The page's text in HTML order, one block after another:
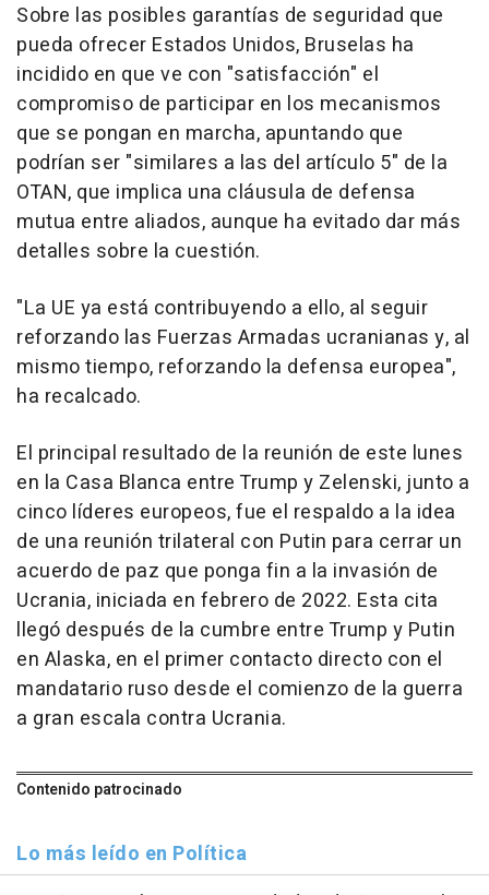
Sobre las posibles garantías de seguridad que
pueda ofrecer Estados Unidos, Bruselas ha
incidido en que ve con "satisfacción" el
compromiso de participar en los mecanismos
que se pongan en marcha, apuntando que
podrían ser "similares a las del artículo 5" de la
OTAN, que implica una cláusula de defensa
mutua entre aliados, aunque ha evitado dar más
detalles sobre la cuestión.
"La UE ya está contribuyendo a ello, al seguir
reforzando las Fuerzas Armadas ucranianas y, al
mismo tiempo, reforzando la defensa europea",
ha recalcado.
El principal resultado de la reunión de este lunes
en la Casa Blanca entre Trump y Zelenski, junto a
cinco líderes europeos, fue el respaldo a la idea
de una reunión trilateral con Putin para cerrar un
acuerdo de paz que ponga fin a la invasión de
Ucrania, iniciada en febrero de 2022. Esta cita
llegó después de la cumbre entre Trump y Putin
en Alaska, en el primer contacto directo con el
mandatario ruso desde el comienzo de la guerra
a gran escala contra Ucrania.
Contenido patrocinado
Lo más leído en Política